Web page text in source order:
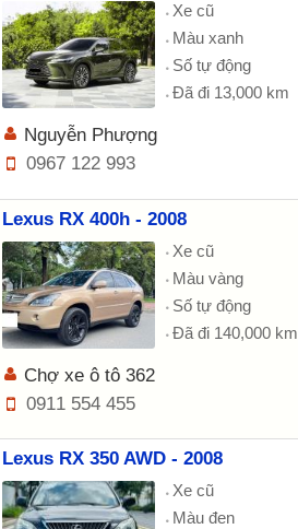
Xe cũ
Màu xanh
Số tự động
Đã đi 13,000 km
Nguyễn Phượng
0967 122 993
Lexus RX 400h - 2008
Xe cũ
Màu vàng
Số tự động
Đã đi 140,000 km
Chợ xe ô tô 362
0911 554 455
Lexus RX 350 AWD - 2008
Xe cũ
Màu đen